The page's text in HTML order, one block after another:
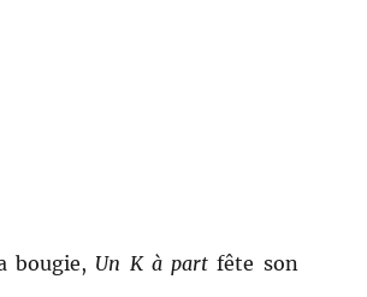
bougie, Un K à part fête son